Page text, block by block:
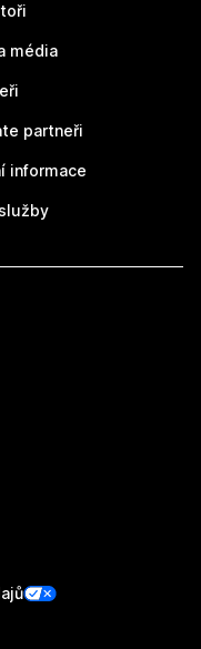
média
partneři
informace